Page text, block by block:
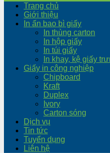
Trang chủ
Giới thiệu
In ấn bao bì giấy
In thùng carton
In hộp giấy
In túi giấy
In khay, kệ giấy
Giấy in công nghiệp
Chipboard
Kraft
Duplex
Ivory
Carton sóng
Dịch vụ
Tin tức
Tuyển dụng
Liên hệ